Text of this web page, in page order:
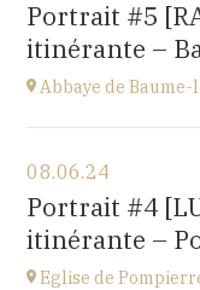
25640 OUGNEY-
at18H00
Portrait #5
itinérante –
Abbaye de Baume-
Abbaye Sainte-
place de l'abbaye,
at20H00
08.06.24
Portrait #4
itinérante –
Eglise de